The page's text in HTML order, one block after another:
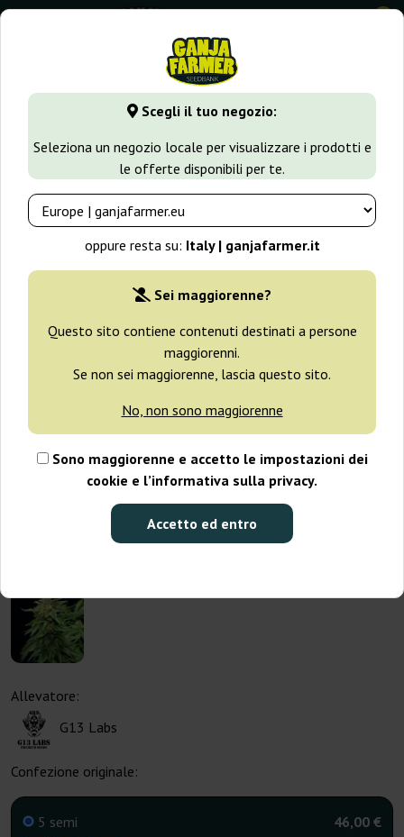
Scegli il tuo negozio:
Seleziona un negozio locale per visualizzare i prodotti e
le offerte disponibili per te.
oppure resta su: Italy | ganjafarmer.it
Sei maggiorenne?
Questo sito contiene contenuti destinati a persone
maggiorenni.
Se non sei maggiorenne, lascia questo sito.
No, non sono maggiorenne
Sono maggiorenne e accetto le impostazioni dei
cookie e l’informativa sulla privacy.
Accetto ed entro
0
GanjaFarmer.it Seedbank G13 Labs Blue Cindy
Allevatore:
G13 Labs
Confezione originale:
5 semi 46,00 €